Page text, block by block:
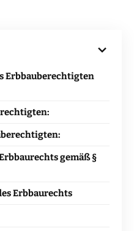
Erbbauberechtigten
gemäß §
Erbbaurechts